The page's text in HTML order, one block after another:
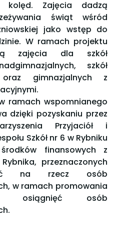
kolęd. Zajęcia dadzą
świąt wśród
jako wstęp do
W ramach projektu
zajęcia dla szkół
szkół
oraz gimnazjalnych z
ramach wspomnianego
dzięki pozyskaniu przez
Przyjaciół i
Szkół nr 6 w Rybniku
finansowych z
przeznaczonych
na rzecz osób
w ramach promowania
osiągnięć osób